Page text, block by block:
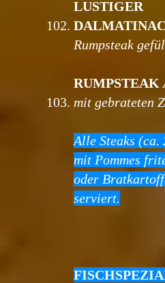
102.
103.
LUSTIGER
Rumpsteak
RUMPSTEAK
mit gebrateten
Alle Steaks (ca.
mit Pommes
oder
serviert.